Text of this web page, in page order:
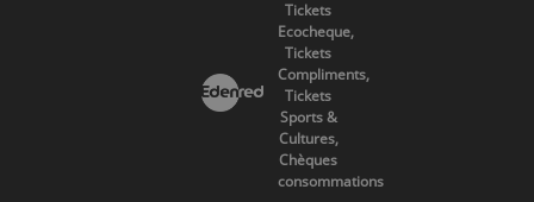
Tickets
Ecocheque,
Tickets
Compliments,
Tickets
Sports &
Cultures,
Chèques
consommations